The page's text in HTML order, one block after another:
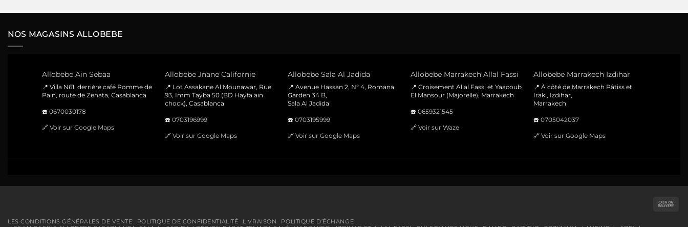
initial
450 Dhs.
actuel
250 Dhs.
NOS MAGASINS ALLOBEBE
Allobebe Ain Sebaa
📍 Villa N61, derrière café Pomme de
Pain, route de Zenata, Casablanca
☎️ 0670030178
🔗 Voir sur Google Maps
Allobebe Jnane Californie
📍 Lot Assakane Al Mounawar, Rue
93, Imm Tayba 50 (BD Hayfa ain
chock), Casablanca
☎️ 0703196999
🔗 Voir sur Google Maps
Allobebe Sala Al Jadida
📍 Avenue Hassan 2, N° 4, Romana
Garden 34 B,
Sala Al Jadida
☎️ 0703195999
🔗 Voir sur Google Maps
Allobebe Marrakech Allal Fassi
📍 Croisement Allal Fassi et Yaacoub
El Mansour (Majorelle), Marrakech
☎️ 0659321545
🔗 Voir sur Waze
Allobebe Marrakech Izdihar
📍 À côté de Marrakech Pâtiss et
Iraki, Izdihar,
Marrakech
☎️ 0705042037
🔗 Voir sur Google Maps
LES CONDITIONS GÉNÉRALES DE VENTE POLITIQUE DE CONFIDENTIALITÉ LIVRAISON
POLITIQUE D’ÉCHANGE